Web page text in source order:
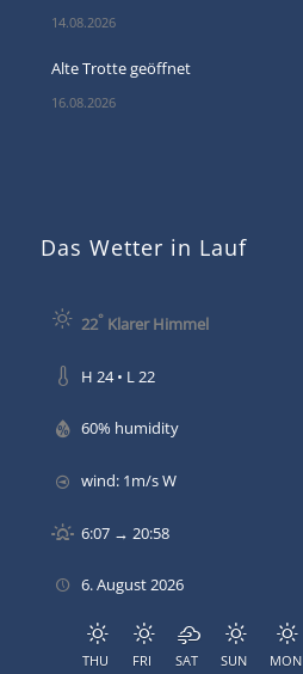
14.08.2026
Alte Trotte geöffnet
16.08.2026
Das Wetter in Lauf
22°Klarer Himmel
H 24 • L 22
60% humidity
wind: 1m/s W
6:07 → 20:58
6. August 2026
THU FRI SAT SUN MON